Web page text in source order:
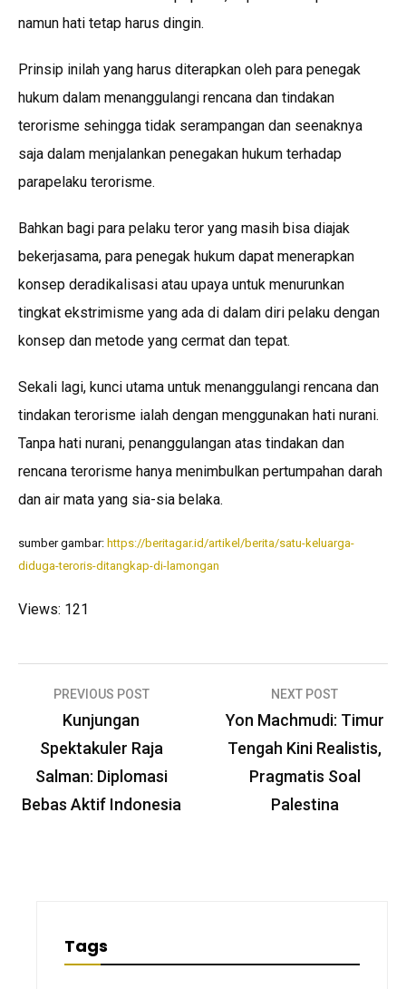
namun hati tetap harus dingin.
Prinsip inilah yang harus diterapkan oleh para penegak
hukum dalam menanggulangi rencana dan tindakan
terorisme sehingga tidak serampangan dan seenaknya
saja dalam menjalankan penegakan hukum terhadap
parapelaku terorisme.
Bahkan bagi para pelaku teror yang masih bisa diajak
bekerjasama, para penegak hukum dapat menerapkan
konsep deradikalisasi atau upaya untuk menurunkan
tingkat ekstrimisme yang ada di dalam diri pelaku dengan
konsep dan metode yang cermat dan tepat.
Sekali lagi, kunci utama untuk menanggulangi rencana dan
tindakan terorisme ialah dengan menggunakan hati nurani.
Tanpa hati nurani, penanggulangan atas tindakan dan
rencana terorisme hanya menimbulkan pertumpahan darah
dan air mata yang sia-sia belaka.
sumber gambar: https://beritagar.id/artikel/berita/satu-keluarga-
diduga-teroris-ditangkap-di-lamongan
Views: 121
Post
navigation
PREVIOUS POST
Kunjungan
Spektakuler Raja
Salman: Diplomasi
Bebas Aktif Indonesia
NEXT POST
Yon Machmudi: Timur
Tengah Kini Realistis,
Pragmatis Soal
Palestina
Tags